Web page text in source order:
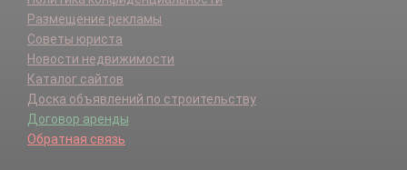
Размещение рекламы
Советы юриста
Новости недвижимости
Каталог сайтов
Доска объявлений по строительству
Договор аренды
Обратная связь